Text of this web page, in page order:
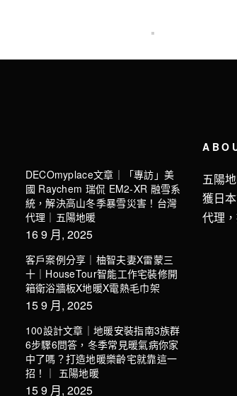
DECOmyplace文章｜「專訪」美
國 Raychem 瑞侃 EM2-XR 融雪系
統，解決高山冬季暴雪災害！台灣
代理｜五陽地暖
16 9 月, 2025
客戶案例分享｜柚智夫妻X雷蒙三
十｜HouseTour智能工作宅裝修開
箱衛浴牆板X地暖X電熱毛巾架
15 9 月, 2025
100設計文章｜地暖安裝指南3族群
6步驟6問答，冬季常見暖氣病你家
中了嗎？打造地暖樂齡宅就靠這一
招！｜ 五陽地暖
15 9 月, 2025
五陽
獲日
代理